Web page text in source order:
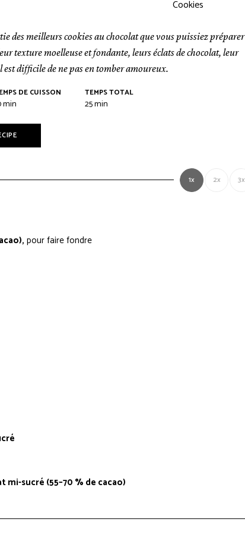
des meilleurs cookies au chocolat que vous puissiez préparer
texture moelleuse et fondante, leurs éclats de chocolat, leur
difficile de ne pas en tomber amoureux.
DE CUISSON
minutes
min
TEMPS TOTAL
25minutes
min
1x 2x 3x
pour faire fondre
sucré (55–70 % de cacao)